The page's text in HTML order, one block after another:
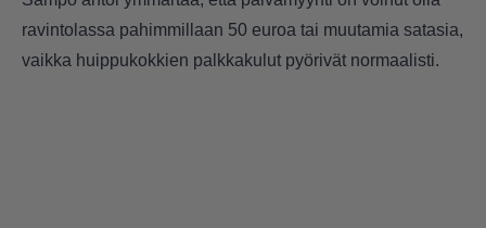
ravintolassa pahimmillaan 50 euroa tai muutamia satasia,
vaikka huippukokkien palkkakulut pyörivät normaalisti.